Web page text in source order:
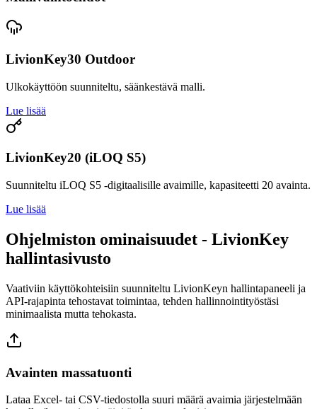
LivionKey30 Outdoor
Ulkokäyttöön suunniteltu, säänkestävä malli.
Lue lisää
LivionKey20 (iLOQ S5)
Suunniteltu iLOQ S5 -digitaalisille avaimille, kapasiteetti 20 avainta.
Lue lisää
Ohjelmiston ominaisuudet - LivionKey
hallintasivusto
Vaativiin käyttökohteisiin suunniteltu LivionKeyn hallintapaneeli ja
API-rajapinta tehostavat toimintaa, tehden hallinnointityöstäsi
minimaalista mutta tehokasta.
Avainten massatuonti
Lataa Excel- tai CSV-tiedostolla suuri määrä avaimia järjestelmään